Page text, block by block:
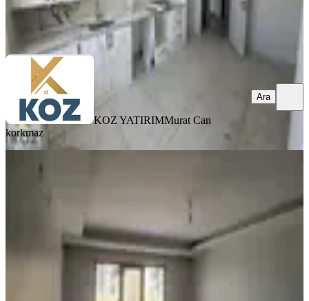
KOZ YATIRIMMurat Can korkmaz
KOZ YATIRIMMurat Can
korkmaz
Ara
Yeşilyurt, İnönü Mahallesi
3+1
180 m²·1. Kat·05.08.2026
27.000 ₺